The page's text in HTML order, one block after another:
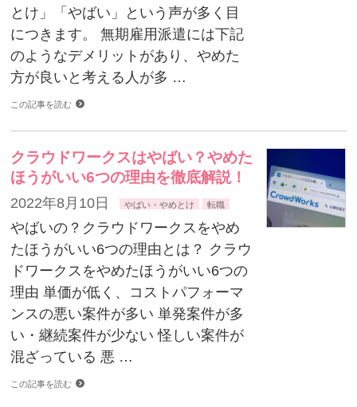
とけ」「やばい」という声が多く目
につきます。 無期雇用派遣には下記
のようなデメリットがあり、やめた
方が良いと考える人が多 …
この記事を読む
クラウドワークスはやばい？やめた
ほうがいい6つの理由を徹底解説！
2022年8月10日 やばい・やめとけ 転職
やばいの？クラウドワークスをやめ
たほうがいい6つの理由とは？ クラウ
ドワークスをやめたほうがいい6つの
理由 単価が低く、コストパフォーマ
ンスの悪い案件が多い 単発案件が多
い・継続案件が少ない 怪しい案件が
混ざっている 悪 …
この記事を読む